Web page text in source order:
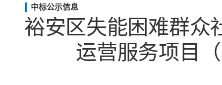
中标公示信息
裕安区失能困难群众
运营服务项目